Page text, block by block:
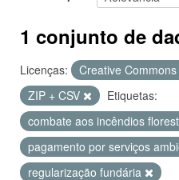
1 conjunto de
Licenças: Creative
ZIP + CSV
Etiquetas:
combate aos incêndios
pagamento por serviços
regularização fundária